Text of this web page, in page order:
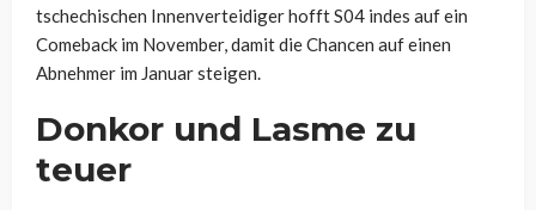
tschechischen Innenverteidiger hofft S04 indes auf ein
Comeback im November, damit die Chancen auf einen
Abnehmer im Januar steigen.
Donkor und Lasme zu
teuer